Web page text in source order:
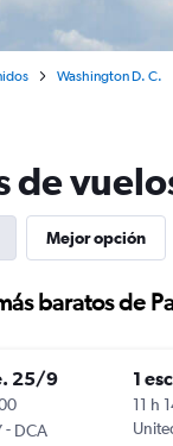
Washington D. C.
de
Mejor opción
baratos de
25/9
- DCA
1
11 h